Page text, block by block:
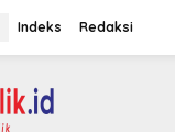
Indeks Redaksi